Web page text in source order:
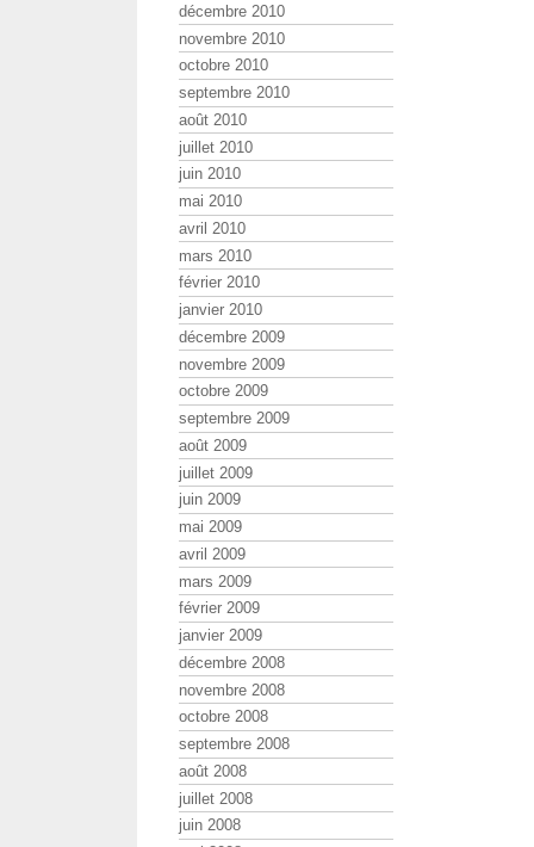
décembre 2010
novembre 2010
octobre 2010
septembre 2010
août 2010
juillet 2010
juin 2010
mai 2010
avril 2010
mars 2010
février 2010
janvier 2010
décembre 2009
novembre 2009
octobre 2009
septembre 2009
août 2009
juillet 2009
juin 2009
mai 2009
avril 2009
mars 2009
février 2009
janvier 2009
décembre 2008
novembre 2008
octobre 2008
septembre 2008
août 2008
juillet 2008
juin 2008